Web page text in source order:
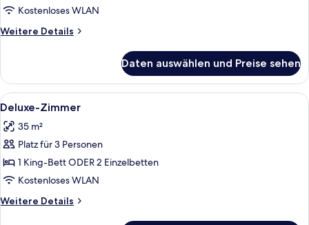
Kostenloses WLAN
Weitere Details
Weitere
Zimmer
Daten auswählen und Preise sehen
Alle
Fotos
für
Deluxe-
Zimmer
anzeigen
Deluxe-Zimmer |
6
Deluxe-Zimmer
35 m²
Platz für 3 Personen
1 King-Bett ODER 2 Einzelbetten
Kostenloses WLAN
Weitere Details
Weitere